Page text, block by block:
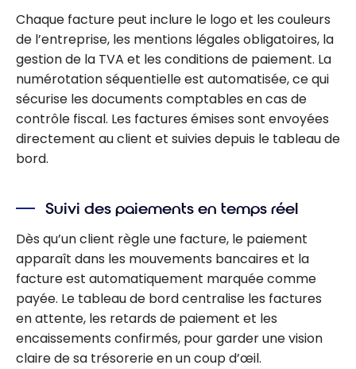
Chaque facture peut inclure le logo et les couleurs
de l’entreprise, les mentions légales obligatoires, la
gestion de la TVA et les conditions de paiement. La
numérotation séquentielle est automatisée, ce qui
sécurise les documents comptables en cas de
contrôle fiscal. Les factures émises sont envoyées
directement au client et suivies depuis le tableau de
bord.
Suivi des paiements en temps réel
Dès qu’un client règle une facture, le paiement
apparaît dans les mouvements bancaires et la
facture est automatiquement marquée comme
payée. Le tableau de bord centralise les factures
en attente, les retards de paiement et les
encaissements confirmés, pour garder une vision
claire de sa trésorerie en un coup d’œil.